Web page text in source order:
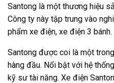
Santong là một thương hiệu
Công ty này tập trung vào
phẩm xe điện, xe điện 3 bánh.
Santong được coi là một
hàng đầu. Nổi bật với hệ
kỹ sư tài năng. Xe điện